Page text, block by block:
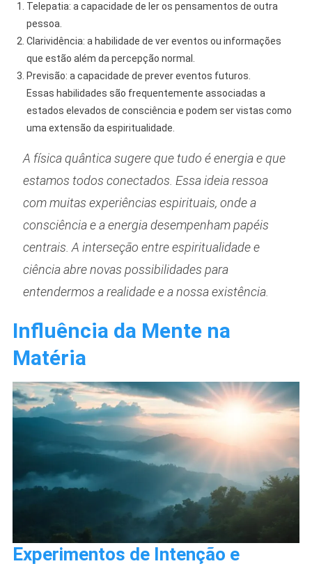
Telepatia: a capacidade de ler os pensamentos de outra
pessoa.
Clarividência: a habilidade de ver eventos ou informações
que estão além da percepção normal.
Previsão: a capacidade de prever eventos futuros.
Essas habilidades são frequentemente associadas a
estados elevados de consciência e podem ser vistas como
uma extensão da espiritualidade.
A física quântica sugere que tudo é energia e que
estamos todos conectados. Essa ideia ressoa
com muitas experiências espirituais, onde a
consciência e a energia desempenham papéis
centrais. A interseção entre espiritualidade e
ciência abre novas possibilidades para
entendermos a realidade e a nossa existência.
Influência da Mente na
Matéria
Experimentos de Intenção e